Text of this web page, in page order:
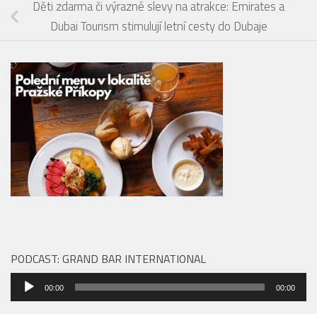
Děti zdarma či výrazné slevy na atrakce: Emirates a
Dubai Tourism stimulují letní cesty do Dubaje
PODCAST: GRAND BAR INTERNATIONAL
Audio
přehrávač
00:00 00:00